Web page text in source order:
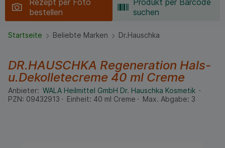
bestellen
suchen
Startseite Beliebte Marken Dr.Hauschka
DR.HAUSCHKA Regeneration Hals-
u.Dekolletecreme 40 ml Creme
Anbieter: WALA Heilmittel GmbH Dr. Hauschka Kosmetik
PZN: 09432913 Einheit: 40 ml Creme Max. Abgabe: 3